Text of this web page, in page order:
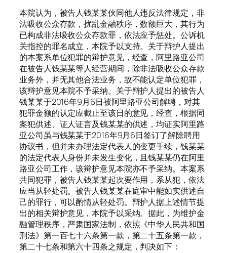
本院认为，被告人钱某某伙同他人违反法律规定，非
法吸收公众存款，扰乱金融秩序，数额巨大，其行为
已构成非法吸收公众存款罪，依法应予惩处。公诉机
关指控的罪名成立，本院予以支持。关于辩护人提出
的本案系单位犯罪的辩护意见，经查，阿里路亚公司
在被告人钱某某等人经营期间，除非法吸收公众存款
业务外，并无其他合法业务，故不能认定单位犯罪，
该辩护意见本院不予采纳。关于辩护人提出的被告人
钱某某于2016年9月6日被阿里路亚公司解聘，对其
犯罪金额的认定应截止至该日的意见，经查，根据同
案犯供述、证人证言及钱某某的供述，均证实阿里路
亚公司虽与钱某某于2016年9月6日签订了解除聘用
协议书，但并未办理法定代表人的变更手续，钱某某
的法定代表人身份并未发生变化，且钱某某仍在阿里
路亚公司工作，该辩护意见本院亦不予采纳。本案系
共同犯罪，被告人钱某某起次要作用，系从犯，依法
应当从轻处罚。被告人钱某某在庭审中能如实供述自
己的罪行，可以酌情从轻处罚。辩护人据上述情节提
出的相关辩护意见，本院予以采纳。据此，为维护金
融管理秩序，严肃国家法制，依照《中华人民共和国
刑法》第一百七十六条第一款，第二十五条第一款，
第二十七条和第六十四条之规定，判决如下：